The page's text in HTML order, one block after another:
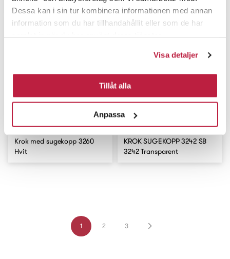
Dessa kan i sin tur kombinera informationen med annan
information som du har tillhandahållit eller som de har
Visa detaljer
Tillåt alla
Anpassa
Krok med sugekopp 3260
Hvit
KROK SUGEKOPP 3242 SB
3242 Transparent
1 2 3